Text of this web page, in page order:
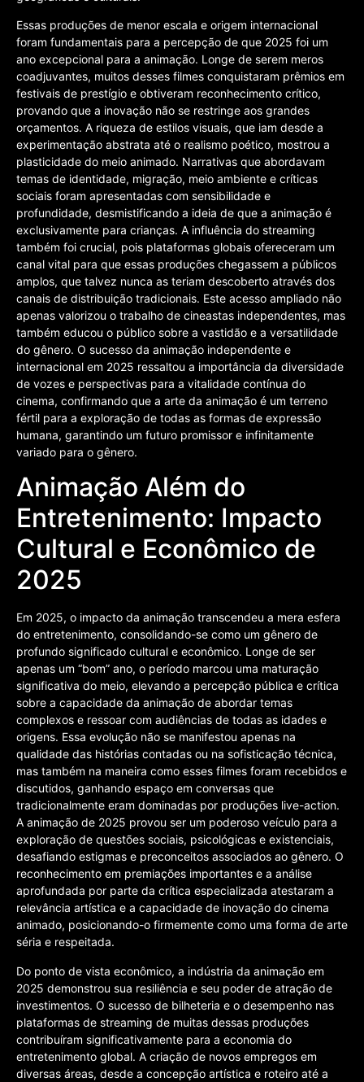
Essas produções de menor escala e origem internacional
foram fundamentais para a percepção de que 2025 foi um
ano excepcional para a animação. Longe de serem meros
coadjuvantes, muitos desses filmes conquistaram prêmios em
festivais de prestígio e obtiveram reconhecimento crítico,
provando que a inovação não se restringe aos grandes
orçamentos. A riqueza de estilos visuais, que iam desde a
experimentação abstrata até o realismo poético, mostrou a
plasticidade do meio animado. Narrativas que abordavam
temas de identidade, migração, meio ambiente e críticas
sociais foram apresentadas com sensibilidade e
profundidade, desmistificando a ideia de que a animação é
exclusivamente para crianças. A influência do streaming
também foi crucial, pois plataformas globais ofereceram um
canal vital para que essas produções chegassem a públicos
amplos, que talvez nunca as teriam descoberto através dos
canais de distribuição tradicionais. Este acesso ampliado não
apenas valorizou o trabalho de cineastas independentes, mas
também educou o público sobre a vastidão e a versatilidade
do gênero. O sucesso da animação independente e
internacional em 2025 ressaltou a importância da diversidade
de vozes e perspectivas para a vitalidade contínua do
cinema, confirmando que a arte da animação é um terreno
fértil para a exploração de todas as formas de expressão
humana, garantindo um futuro promissor e infinitamente
variado para o gênero.
Animação Além do
Entretenimento: Impacto
Cultural e Econômico de
2025
Em 2025, o impacto da animação transcendeu a mera esfera
do entretenimento, consolidando-se como um gênero de
profundo significado cultural e econômico. Longe de ser
apenas um “bom” ano, o período marcou uma maturação
significativa do meio, elevando a percepção pública e crítica
sobre a capacidade da animação de abordar temas
complexos e ressoar com audiências de todas as idades e
origens. Essa evolução não se manifestou apenas na
qualidade das histórias contadas ou na sofisticação técnica,
mas também na maneira como esses filmes foram recebidos e
discutidos, ganhando espaço em conversas que
tradicionalmente eram dominadas por produções live-action.
A animação de 2025 provou ser um poderoso veículo para a
exploração de questões sociais, psicológicas e existenciais,
desafiando estigmas e preconceitos associados ao gênero. O
reconhecimento em premiações importantes e a análise
aprofundada por parte da crítica especializada atestaram a
relevância artística e a capacidade de inovação do cinema
animado, posicionando-o firmemente como uma forma de arte
séria e respeitada.
Do ponto de vista econômico, a indústria da animação em
2025 demonstrou sua resiliência e seu poder de atração de
investimentos. O sucesso de bilheteria e o desempenho nas
plataformas de streaming de muitas dessas produções
contribuíram significativamente para a economia do
entretenimento global. A criação de novos empregos em
diversas áreas, desde a concepção artística e roteiro até a